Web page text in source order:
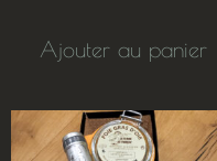
Ajouter au panier